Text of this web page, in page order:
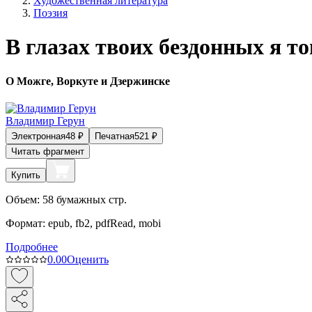
Поэзия
В глазах твоих бездонных я
О Можге, Воркуте и Дзержинске
Владимир Герун
Электронная48 ₽ Печатная521 ₽
Читать фрагмент
Купить
Объем: 58 бумажных стр.
Формат: epub, fb2, pdfRead, mobi
Подробнее
0.00Оценить